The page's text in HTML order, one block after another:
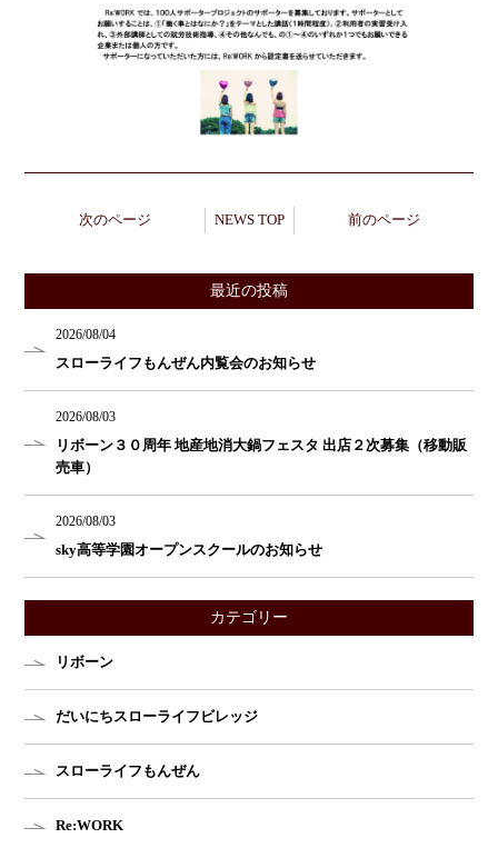
次のページ NEWS TOP 前のページ
最近の投稿
2026/08/04
スローライフもんぜん内覧会のお知らせ
2026/08/03
リボーン３０周年 地産地消大鍋フェスタ 出店２次募集（移動販
売車）
2026/08/03
sky高等学園オープンスクールのお知らせ
カテゴリー
リボーン
だいにちスローライフビレッジ
スローライフもんぜん
Re:WORK